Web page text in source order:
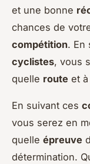
et une bonne
chances de
compétition. En
cyclistes, vous
quelle route et
En suivant ces
vous serez en
quelle épreuve
détermination.